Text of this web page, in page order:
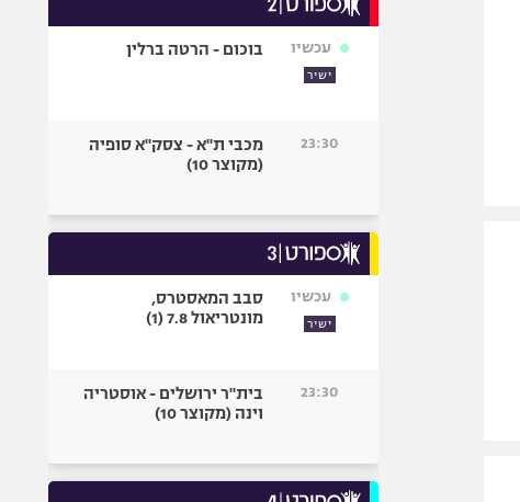
ספורט מוטורי
בייסבול MLB
גיימינג E-Sports
עכשיו
ישיר
בוכום - הרטה ברלין
23:30
מכבי ת"א - צסק"א סופיה
(מקוצר 10)
עכשיו
ישיר
סבב המאסטרס,
מונטריאול 7.8 (1)
23:30
בית"ר ירושלים - אוסטריה
וינה (מקוצר 10)